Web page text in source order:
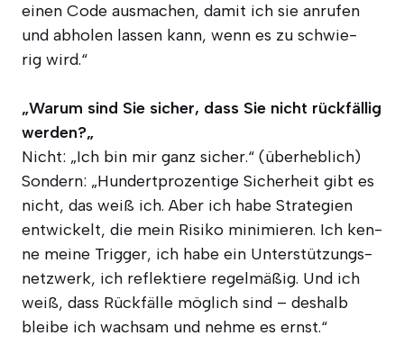
einen Code aus­ma­chen, damit ich sie anru­fen
und abho­len las­sen kann, wenn es zu schwie­
rig wird.“
„War­um sind Sie sicher, dass Sie nicht rück­fäl­lig
wer­den?„
Nicht: „Ich bin mir ganz sicher.“ (über­heb­lich)
Son­dern: „Hun­dert­pro­zen­ti­ge Sicher­heit gibt es
nicht, das weiß ich. Aber ich habe Stra­te­gien
ent­wi­ckelt, die mein Risi­ko mini­mie­ren. Ich ken­
ne mei­ne Trig­ger, ich habe ein Unter­stüt­zungs­
netz­werk, ich reflek­tie­re regel­mä­ßig. Und ich
weiß, dass Rück­fäl­le mög­lich sind – des­halb
blei­be ich wach­sam und neh­me es ernst.“